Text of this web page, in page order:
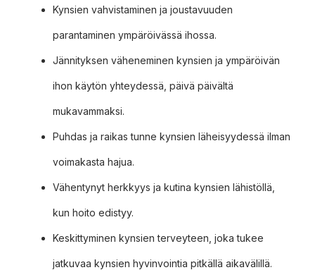
Kynsien vahvistaminen ja joustavuuden
parantaminen ympäröivässä ihossa.
Jännityksen väheneminen kynsien ja ympäröivän
ihon käytön yhteydessä, päivä päivältä
mukavammaksi.
Puhdas ja raikas tunne kynsien läheisyydessä ilman
voimakasta hajua.
Vähentynyt herkkyys ja kutina kynsien lähistöllä,
kun hoito edistyy.
Keskittyminen kynsien terveyteen, joka tukee
jatkuvaa kynsien hyvinvointia pitkällä aikavälillä.